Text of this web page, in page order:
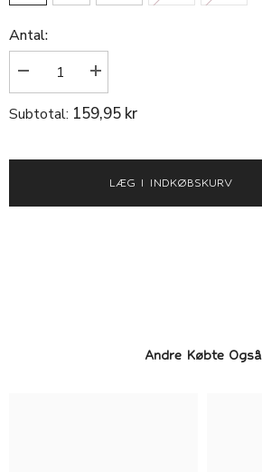
Antal:
Reducer
antallet
Name
-
Øg
antallet
for
Name
-
Subtotal: 159,95 kr
LÆG I INDKØBSKURV
Andre Købte Også